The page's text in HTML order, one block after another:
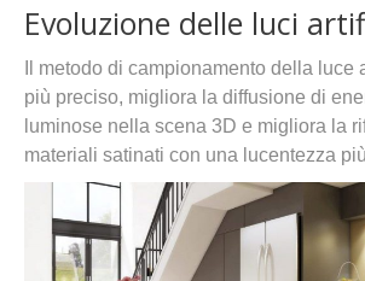
Evoluzione delle luci
Il metodo di campionamento della luce
più preciso, migliora la diffusione di
luminose nella scena 3D e migliora la
materiali satinati con una lucentezza